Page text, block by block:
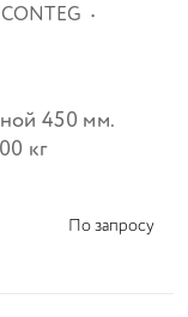
CONTEG
450 мм.
кг
По запросу